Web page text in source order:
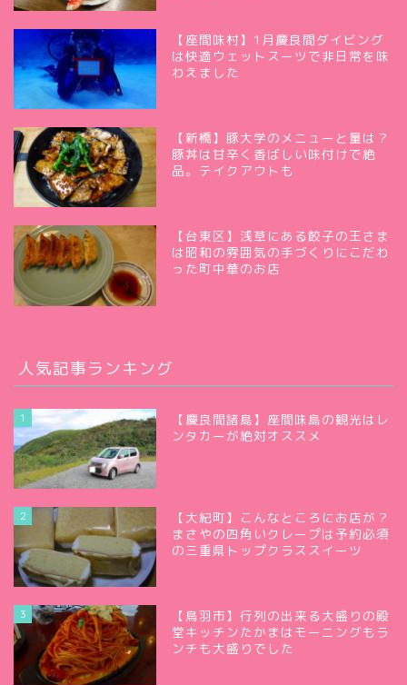
【座間味村】1月慶良間ダイビング
は快適ウェットスーツで非日常を味
わえました
【新橋】豚大学のメニューと量は？
豚丼は甘辛く香ばしい味付けで絶
品。テイクアウトも
【台東区】浅草にある餃子の王さま
は昭和の雰囲気の手づくりにこだわ
った町中華のお店
人気記事ランキング
1
【慶良間諸島】座間味島の観光はレ
ンタカーが絶対オススメ
2
【大紀町】こんなところにお店が？
まさやの四角いクレープは予約必須
の三重県トップクラススイーツ
3
【鳥羽市】行列の出来る大盛りの殿
堂キッチンたかまはモーニングもラ
ンチも大盛りでした